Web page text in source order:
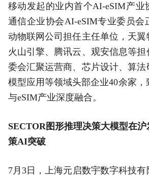
移动发起的业内首个AI-eSIM产
通信企业协会AI-eSIM专业委员会
动物联网公司担任主任单位，天翼
火山引擎、腾讯云、观安信息等
委会汇聚运营商、芯片设计、算法
模型应用等领域头部企业40余家
与eSIM产业深度融合。
SECTOR图形推理决策大模型在
策AI突破
7月3日，上海元启数宇数字科技